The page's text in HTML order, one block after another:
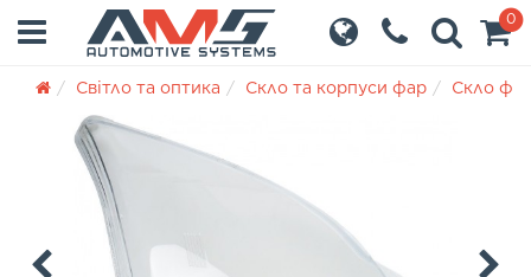
0
Світло та оптика Скло та корпуси фар Скло